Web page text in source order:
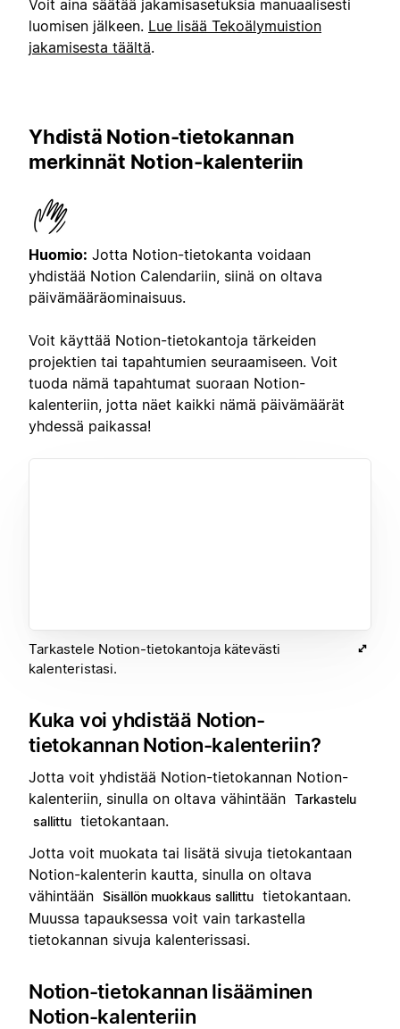
Voit aina säätää jakamisasetuksia manuaalisesti
luomisen jälkeen. Lue lisää Tekoälymuistion
jakamisesta täältä.
Yhdistä Notion-tietokannan
merkinnät Notion-kalenteriin
Huomio: Jotta Notion-tietokanta voidaan
yhdistää Notion Calendariin, siinä on oltava
päivämääräominaisuus.
Voit käyttää Notion-tietokantoja tärkeiden
projektien tai tapahtumien seuraamiseen. Voit
tuoda nämä tapahtumat suoraan Notion-
kalenteriin, jotta näet kaikki nämä päivämäärät
yhdessä paikassa!
Tarkastele Notion-tietokantoja kätevästi
kalenteristasi.
Kuka voi yhdistää Notion-
tietokannan Notion-kalenteriin?
Jotta voit yhdistää Notion-tietokannan Notion-
kalenteriin, sinulla on oltava vähintään Tarkastelu
sallittu tietokantaan.
Jotta voit muokata tai lisätä sivuja tietokantaan
Notion-kalenterin kautta, sinulla on oltava
vähintään Sisällön muokkaus sallittu tietokantaan.
Muussa tapauksessa voit vain tarkastella
tietokannan sivuja kalenterissasi.
Notion-tietokannan lisääminen
Notion-kalenteriin